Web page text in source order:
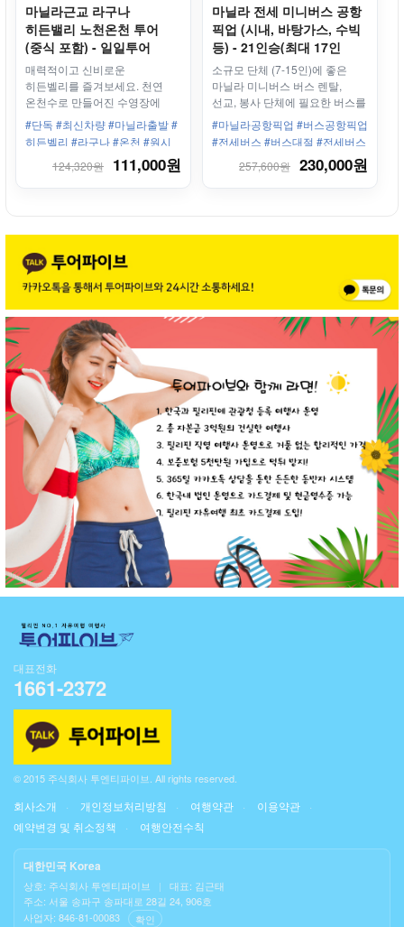
마닐라근교 라구나
히든밸리 노천온천 투어
(중식 포함) - 일일투어
매력적이고 신비로운
히든벨리를 즐겨보세요. 천연
온천수로 만들어진 수영장에
몸을 담그고 산림이 우거진
원시림을 느껴보세요. 이국적인
꽃들과 식물들이 당신을
기다립니다.!
#단독 #최신차량 #마닐라출발 #
히든벨리 #라구나 #온천 #원시
림 #효도 #커플 #하루투어 #히든
124,320원 111,000원
마닐라 전세 미니버스 공항
픽업 (시내, 바탕가스, 수빅
등) - 21인승(최대 17인
탑승)
소규모 단체 (7-15인)에 좋은
마닐라 미니버스 버스 렌탈,
선교, 봉사 단체에 필요한 버스를
쉽게 예약하실 수 있습니다.
#마닐라공항픽업 #버스공항픽업
#전세버스 #버스대절 #전세버스
257,600원 230,000원
대표전화
1661-2372
© 2015 주식회사 투엔티파이브. All rights reserved.
회사소개 개인정보처리방침 여행약관
이용약관
예약변경 및 취소정책
여행안전수칙
대한민국 Korea
상호: 주식회사 투엔티파이브 |
대표: 김근태
주소: 서울 송파구 송파대로 28길 24, 906호
사업자: 846-81-00083
확인